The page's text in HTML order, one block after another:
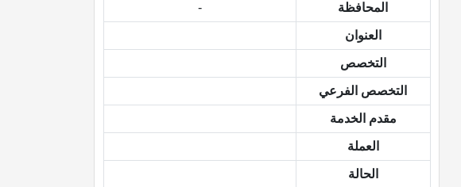
المحافظة -
العنوان
التخصص
التخصص الفرعي
مقدم الخدمة
العملة
الحالة